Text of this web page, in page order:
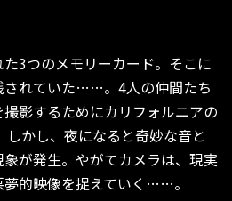
3つのメモリーカード。そこに
されていた……。4人の仲間たち
影するためにカリフォルニアの
しかし、夜になると奇妙な音と
が発生。やがてカメラは、現実
的映像を捉えていく……。